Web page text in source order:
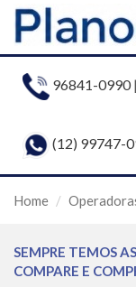
96841-0990|
(12) 99747-
Home
SEMPRE TEMOS
COMPARE E